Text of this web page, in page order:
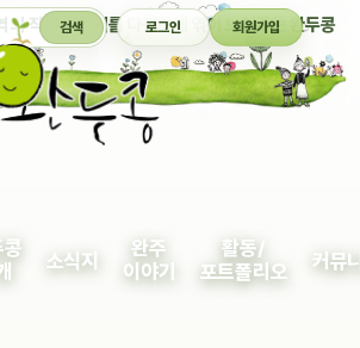
의 작은 이야기를 다정하게 엮어 보여주는 완두콩
검색 로그인 회원가입
콩
소식지
완주
이야기
활동/
포트폴리오
커뮤